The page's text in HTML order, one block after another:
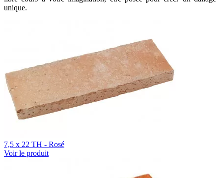
unique.
7,5 x 22 TH - Rosé
Voir le produit